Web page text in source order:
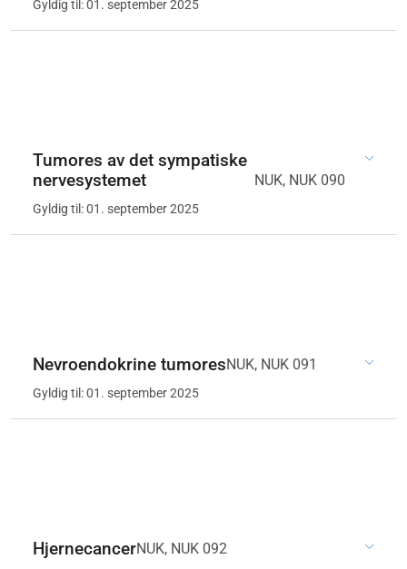
Gyldig til: 01. september 2025
Tumores av det sympatiske
nervesystemet
NUK, NUK 090
Gyldig til: 01. september 2025
Nevroendokrine tumoresNUK, NUK 091
Gyldig til: 01. september 2025
HjernecancerNUK, NUK 092